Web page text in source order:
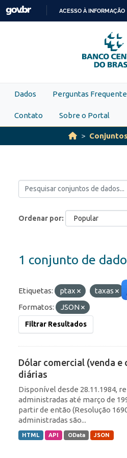
Skip to main content
PARA
O
ACESSO À INFORMAÇÃO
Dados Perguntas
Contato Sobre o Portal
Ordenar por
1 conjunto de
Etiquetas: ptax taxas
Formatos:
JSON
Filtrar Resultados
Dólar comercial (venda e
diárias
Disponível desde 28.11.1984,
administradas até março de
partir de então (Resolução
administradas são...
HTML API OData JSON